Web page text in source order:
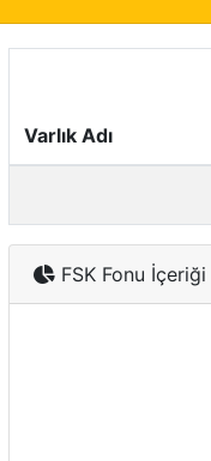
Varlık Adı
FSK Fonu İçeriği